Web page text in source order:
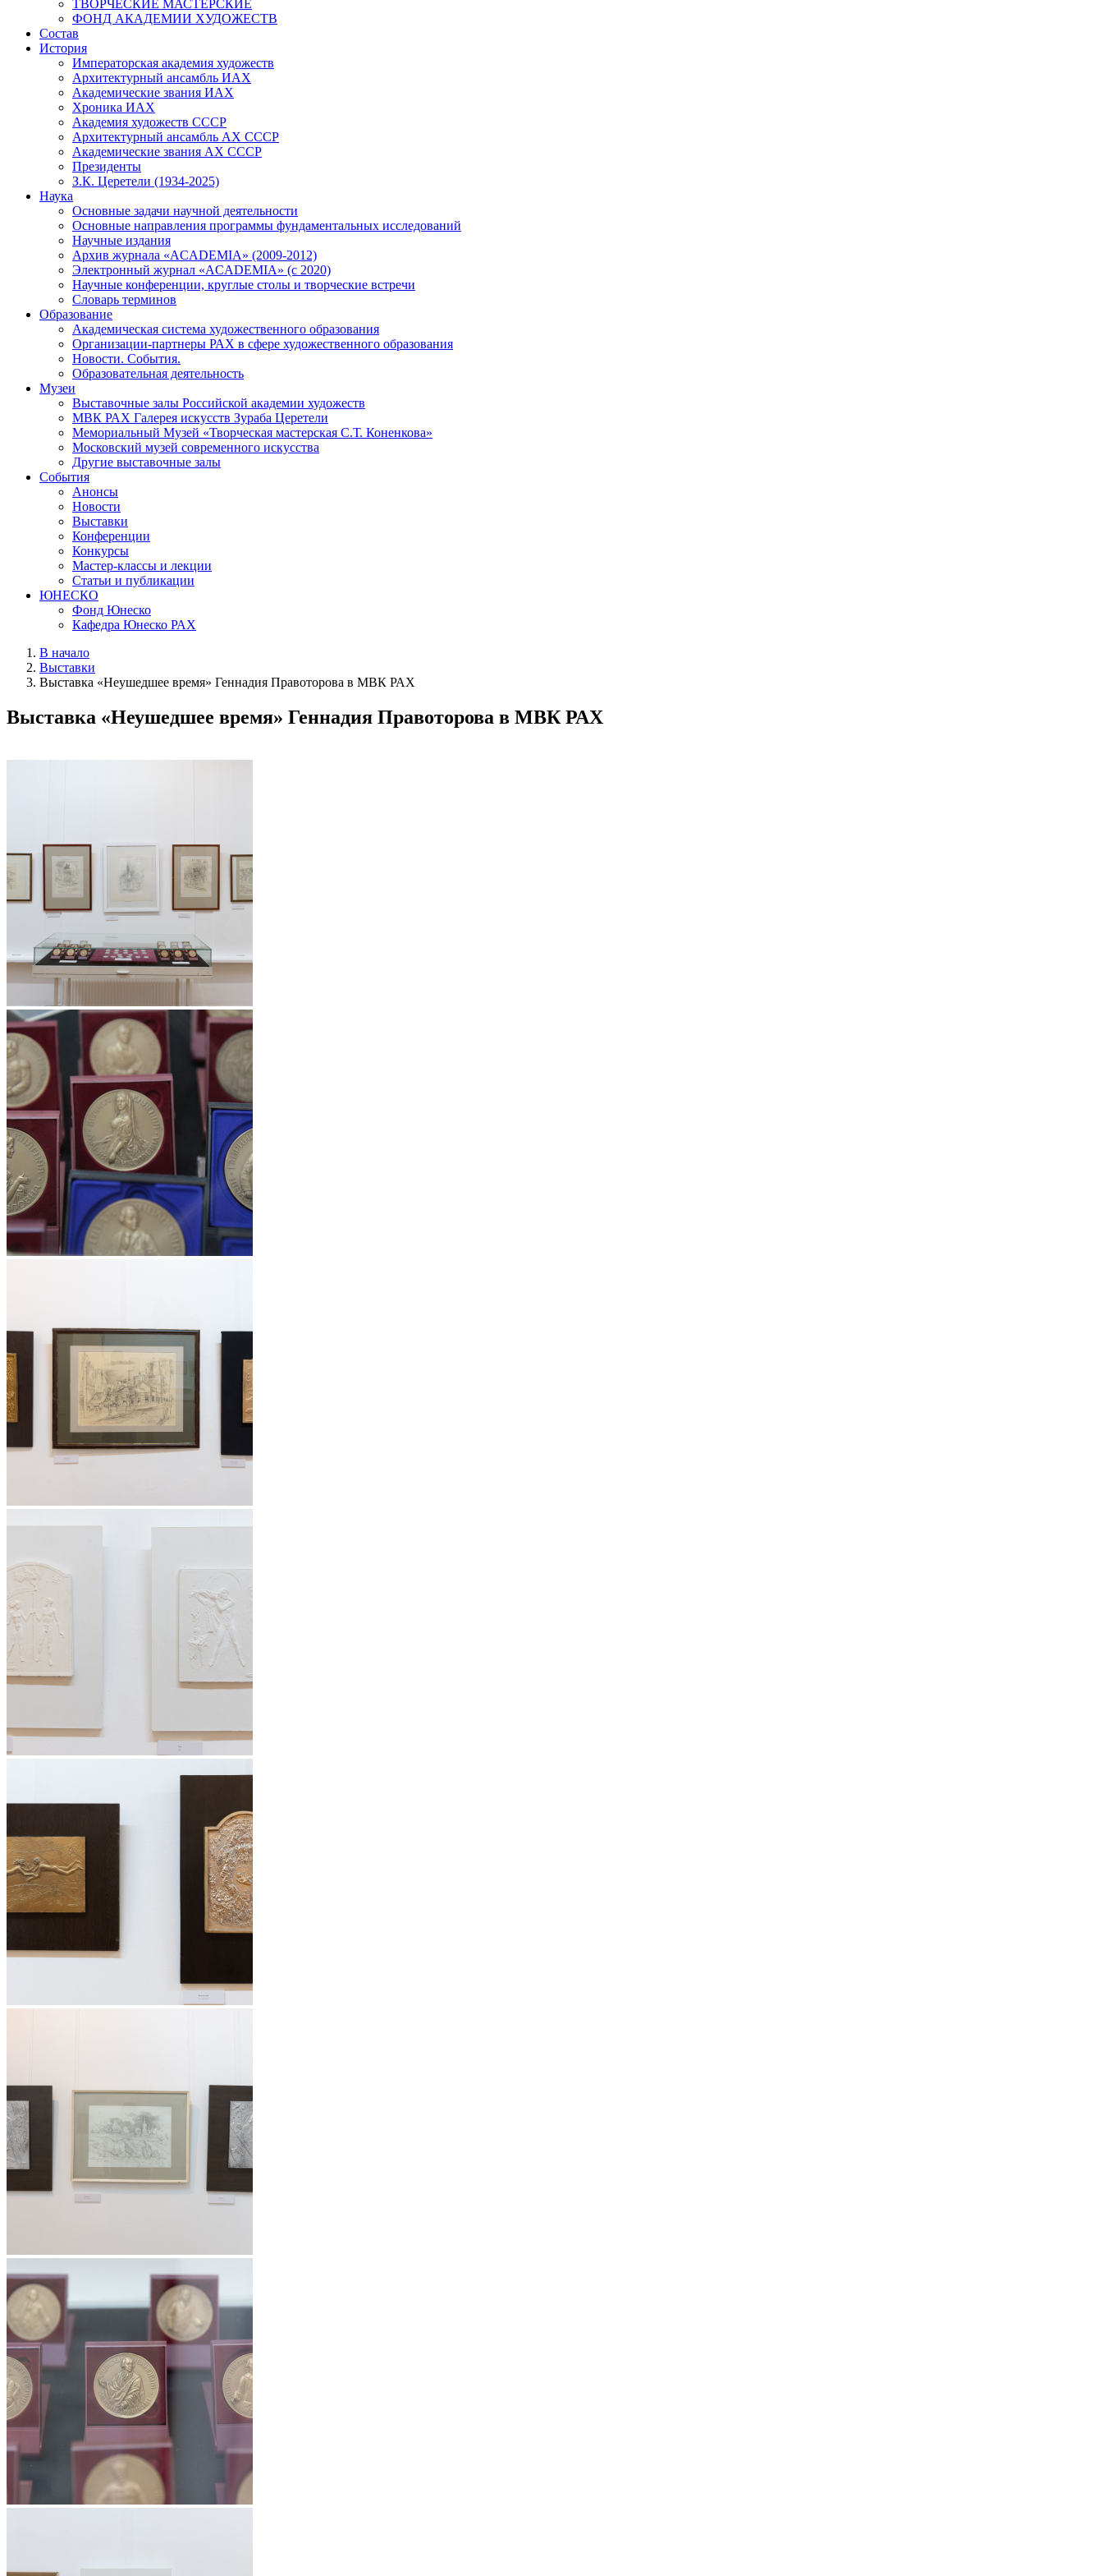
ТВОРЧЕСКИЕ МАСТЕРСКИЕ
ФОНД АКАДЕМИИ ХУДОЖЕСТВ
Состав
История
Императорская академия художеств
Архитектурный ансамбль ИАХ
Академические звания ИАХ
Хроника ИАХ
Академия художеств СССР
Архитектурный ансамбль АХ СССР
Академические звания АХ СССР
Президенты
З.К. Церетели (1934-2025)
Наука
Основные задачи научной деятельности
Основные направления программы фундаментальных исследований
Научные издания
Архив журнала «ACADEMIA» (2009-2012)
Электронный журнал «ACADEMIA» (с 2020)
Научные конференции, круглые столы и творческие встречи
Словарь терминов
Образование
Академическая система художественного образования
Организации-партнеры РАХ в сфере художественного образования
Новости. События.
Образовательная деятельность
Музеи
Выставочные залы Российской академии художеств
МВК РАХ Галерея искусств Зураба Церетели
Мемориальный Музей «Творческая мастерская С.Т. Коненкова»
Московский музей современного искусства
Другие выставочные залы
События
Анонсы
Новости
Выставки
Конференции
Конкурсы
Мастер-классы и лекции
Статьи и публикации
ЮНЕСКО
Фонд Юнеско
Кафедра Юнеско РАХ
В начало
Выставки
Выставка «Неушедшее время» Геннадия Правоторова в МВК РАХ
Выставка «Неушедшее время» Геннадия Правоторова в МВК РАХ